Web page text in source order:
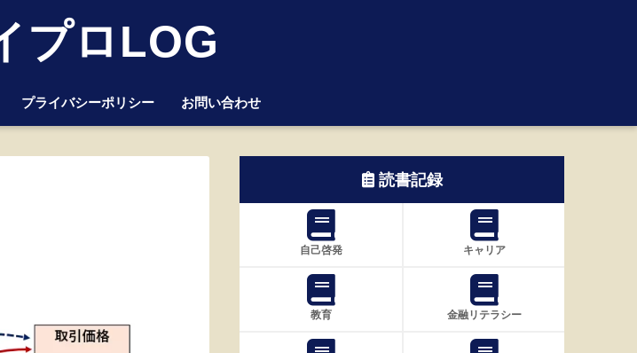
プロLOG
プライバシーポリシー お問い合わせ
読書記録
自己啓発 キャリア
教育 金融リテラシー